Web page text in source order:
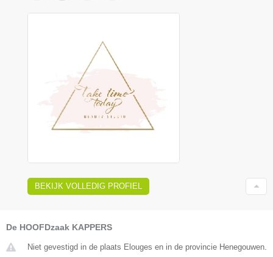
BEKIJK VOLLEDIG PROFIEL
De HOOFDzaak KAPPERS
Niet gevestigd in de plaats Elouges en in de provincie Henegouwen.